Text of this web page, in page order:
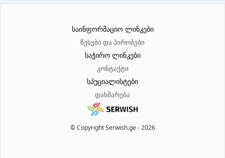
© Copyright Serwish.ge -2026
საინფორმაციო ლინკები
წესები და პირობები
საჭირო ლინკები
კონტაქტი
სპეციალისტები
დახმარება